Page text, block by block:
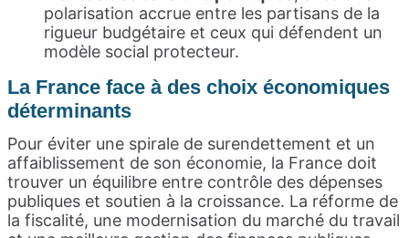
polarisation accrue entre les partisans de la
rigueur budgétaire et ceux qui défendent un
modèle social protecteur.
La France face à des choix économiques
déterminants
Pour éviter une spirale de surendettement et un
affaiblissement de son économie, la France doit
trouver un équilibre entre contrôle des dépenses
publiques et soutien à la croissance. La réforme de
la fiscalité, une modernisation du marché du travail